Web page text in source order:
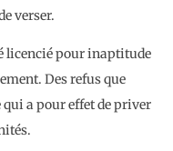
verser.
licencié pour inaptitude
Des refus que
qui a pour effet de priver